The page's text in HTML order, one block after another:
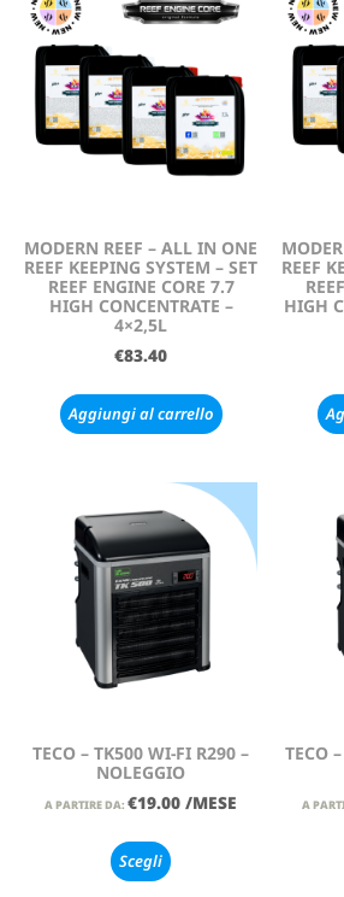
MODERN REEF – ALL IN ONE
REEF KEEPING SYSTEM – SET
REEF ENGINE CORE 7.7
HIGH CONCENTRATE –
4×2,5L
€83.40
Aggiungi al carrello
REEF
HIGH
TECO – TK500 WI-FI R290 –
NOLEGGIO
A PARTIRE DA: €19.00 /MESE
Scegli
TECO
A